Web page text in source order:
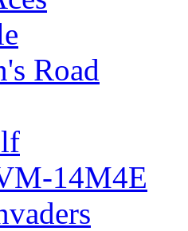
Road
14M4E